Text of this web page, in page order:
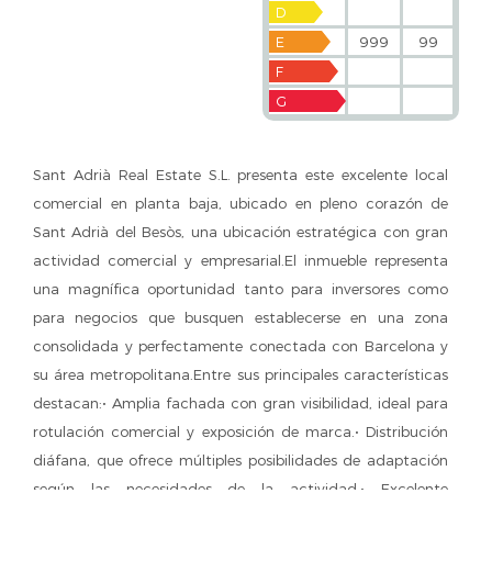
D
E
999
99
F
G
Sant Adrià Real Estate S.L. presenta este excelente local
comercial en planta baja, ubicado en pleno corazón de
Sant Adrià del Besòs, una ubicación estratégica con gran
actividad comercial y empresarial.El inmueble representa
una magnífica oportunidad tanto para inversores como
para negocios que busquen establecerse en una zona
consolidada y perfectamente conectada con Barcelona y
su área metropolitana.Entre sus principales características
destacan:• Amplia fachada con gran visibilidad, ideal para
rotulación comercial y exposición de marca.• Distribución
diáfana, que ofrece múltiples posibilidades de adaptación
según las necesidades de la actividad.• Excelente